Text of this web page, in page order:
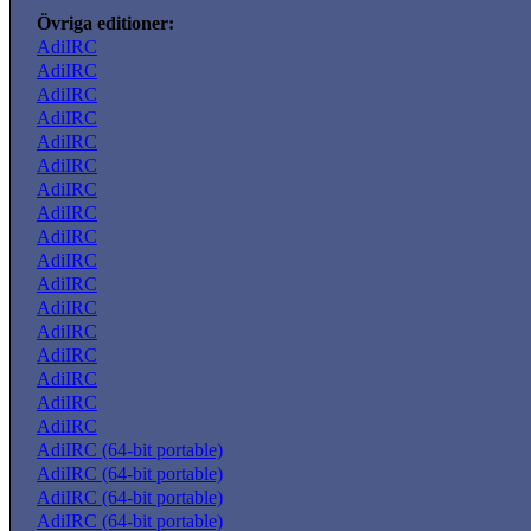
Övriga editioner:
AdiIRC
AdiIRC
AdiIRC
AdiIRC
AdiIRC
AdiIRC
AdiIRC
AdiIRC
AdiIRC
AdiIRC
AdiIRC
AdiIRC
AdiIRC
AdiIRC
AdiIRC
AdiIRC
AdiIRC
AdiIRC (64-bit portable)
AdiIRC (64-bit portable)
AdiIRC (64-bit portable)
AdiIRC (64-bit portable)